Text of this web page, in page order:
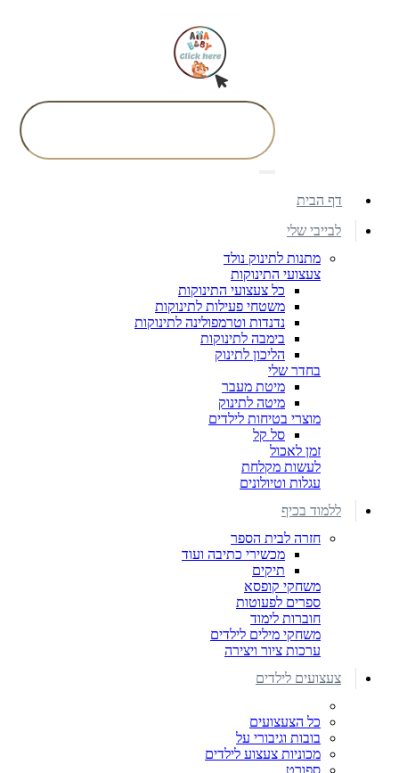
דף הבית
לבייבי שלי
מתנות לתינוק נולד
צעצועי התינוקות
כל צעצועי התינוקות
משטחי פעילות לתינוקות
נדנדות וטרמפולינה לתינוקות
בימבה לתינוקות
הליכון לתינוק
בחדר שלי
מיטת מעבר
מיטה לתינוק
מוצרי בטיחות לילדים
סל קל
זמן לאכול
לעשות מקלחת
עגלות וטיולונים
ללמוד בכיף
חזרה לבית הספר
מכשירי כתיבה ועוד
תיקים
משחקי קופסא
ספרים לפעוטות
חוברות לימוד
משחקי מילים לילדים
ערכות ציור ויצירה
צעצועים לילדים
כל הצעצועים
בובות וגיבורי על
מכוניות צעצוע לילדים
ספורט